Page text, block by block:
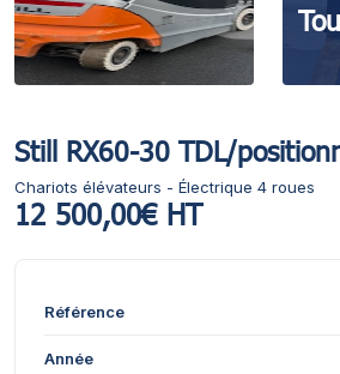
Still RX60-30 TDL/
Chariots élévateurs - Électrique 4 roues
12 500,00€ HT
Référence
Année